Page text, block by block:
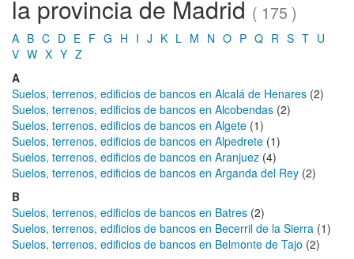
la provincia de Madrid ( 175 )
A B C D E F G H I J K L M N O P Q R S T U
V W X Y Z
A
Suelos, terrenos, edificios de bancos en Alcalá de Henares (2)
Suelos, terrenos, edificios de bancos en Alcobendas (2)
Suelos, terrenos, edificios de bancos en Algete (1)
Suelos, terrenos, edificios de bancos en Alpedrete (1)
Suelos, terrenos, edificios de bancos en Aranjuez (4)
Suelos, terrenos, edificios de bancos en Arganda del Rey (2)
B
Suelos, terrenos, edificios de bancos en Batres (2)
Suelos, terrenos, edificios de bancos en Becerril de la Sierra (1)
Suelos, terrenos, edificios de bancos en Belmonte de Tajo (2)